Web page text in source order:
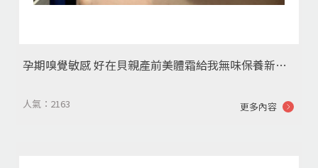
孕期嗅覺敏感 好在貝親產前美體霜給我無味保養新體驗~~
人氣：2163 更多內容